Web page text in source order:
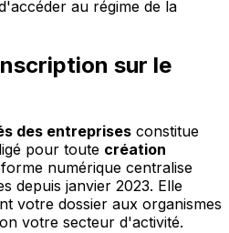
au régime de la
sur le
des entreprises constitue
pour toute création
numérique centralise
depuis janvier 2023. Elle
votre dossier aux organismes
votre secteur d'activité.